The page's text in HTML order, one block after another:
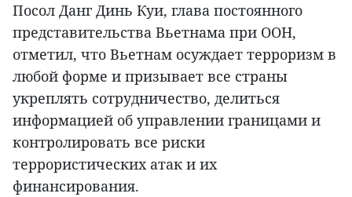
Посол Данг Динь Куи, глава постоянного
представительства Вьетнама при ООН,
отметил, что Вьетнам осуждает терроризм в
любой форме и призывает все страны
укреплять сотрудничество, делиться
информацией об управлении границами и
контролировать все риски
террористических атак и их
финансирования.